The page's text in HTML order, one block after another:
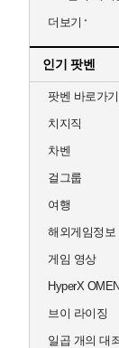
더보기
인기 팟벤
팟벤 바로가기
치지직
차벤
걸그룹
여행
해외게임정보
게임 영상
HyperX OMEN
브이 라이징
일곱 개의 대